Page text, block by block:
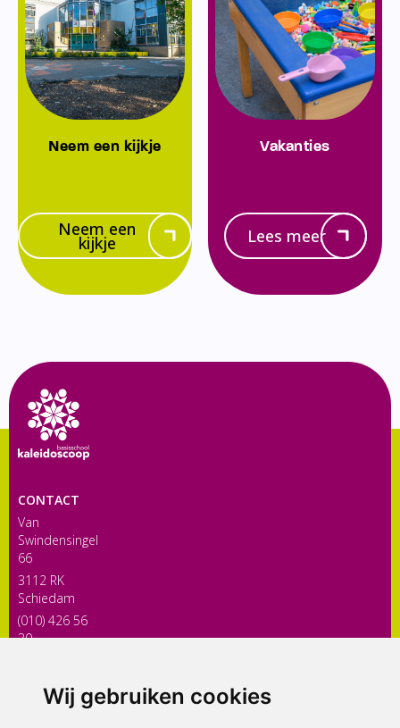
Wij gebruiken cookies
Neem een kijkje
Neem een
kijkje
Vakanties
Lees meer
CONTACT
Van
Swindensingel
66
3112 RK
Schiedam
(010) 426 56
30
ONDERDEEL VAN